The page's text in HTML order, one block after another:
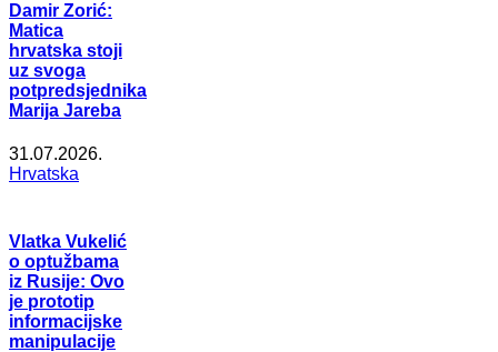
Damir Zorić:
Matica
hrvatska stoji
uz svoga
potpredsjednika
Marija Jareba
31.07.2026.
Hrvatska
Vlatka Vukelić
o optužbama
iz Rusije: Ovo
je prototip
informacijske
manipulacije